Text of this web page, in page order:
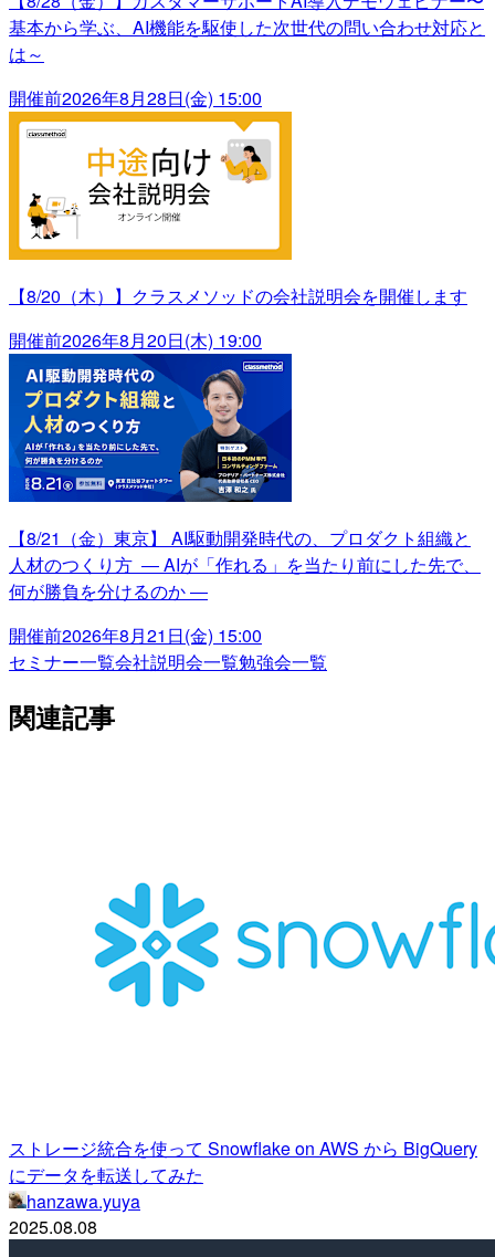
基本から学ぶ、AI機能を駆使した次世代の問い合わせ対応と
は～
開催前2026年8月28日(金) 15:00
【8/20（木）】クラスメソッドの会社説明会を開催します
開催前2026年8月20日(木) 19:00
【8/21（金）東京】 AI駆動開発時代の、プロダクト組織と
人材のつくり方 ― AIが「作れる」を当たり前にした先で、
何が勝負を分けるのか ―
開催前2026年8月21日(金) 15:00
セミナー一覧会社説明会一覧勉強会一覧
関連記事
ストレージ統合を使って Snowflake on AWS から BigQuery
にデータを転送してみた
hanzawa.yuya
2025.08.08